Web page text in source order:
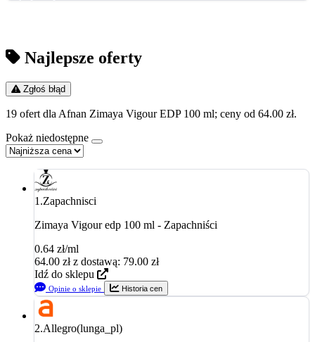
Najlepsze oferty
Zgłoś błąd
19 ofert dla Afnan Zimaya Vigour EDP 100 ml; ceny od 64.00 zł.
Pokaż niedostępne
1.Zapachnisci
Zimaya Vigour edp 100 ml - Zapachniści
0.64 zł/ml
64.00 zł z dostawą: 79.00 zł
Idź do sklepu
Opinie o sklepie Historia cen
2.Allegro(lunga_pl)